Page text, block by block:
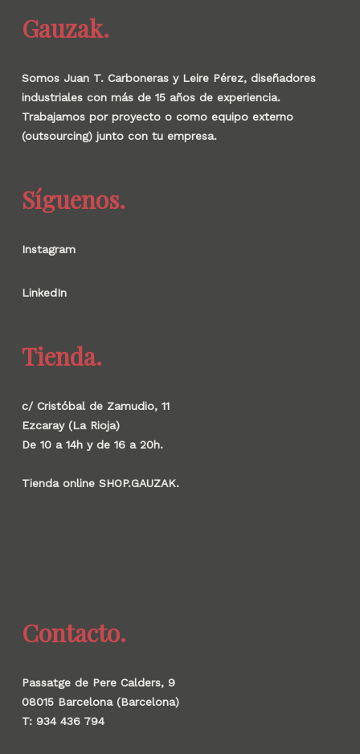
Gauzak.
Somos Juan T. Carboneras y Leire Pérez, diseñadores
industriales con más de 15 años de experiencia.
Trabajamos por proyecto o como equipo externo
(outsourcing) junto con tu empresa.
Síguenos.
Instagram
LinkedIn
Tienda.
c/ Cristóbal de Zamudio, 11
Ezcaray (La Rioja)
De 10 a 14h y de 16 a 20h.
Tienda online SHOP.GAUZAK.
Contacto.
Passatge de Pere Calders, 9
08015 Barcelona (Barcelona)
T: 934 436 794